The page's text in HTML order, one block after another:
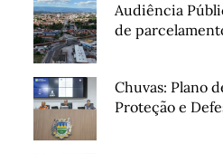
Audiência
de
Chuvas: Plano
Proteção e